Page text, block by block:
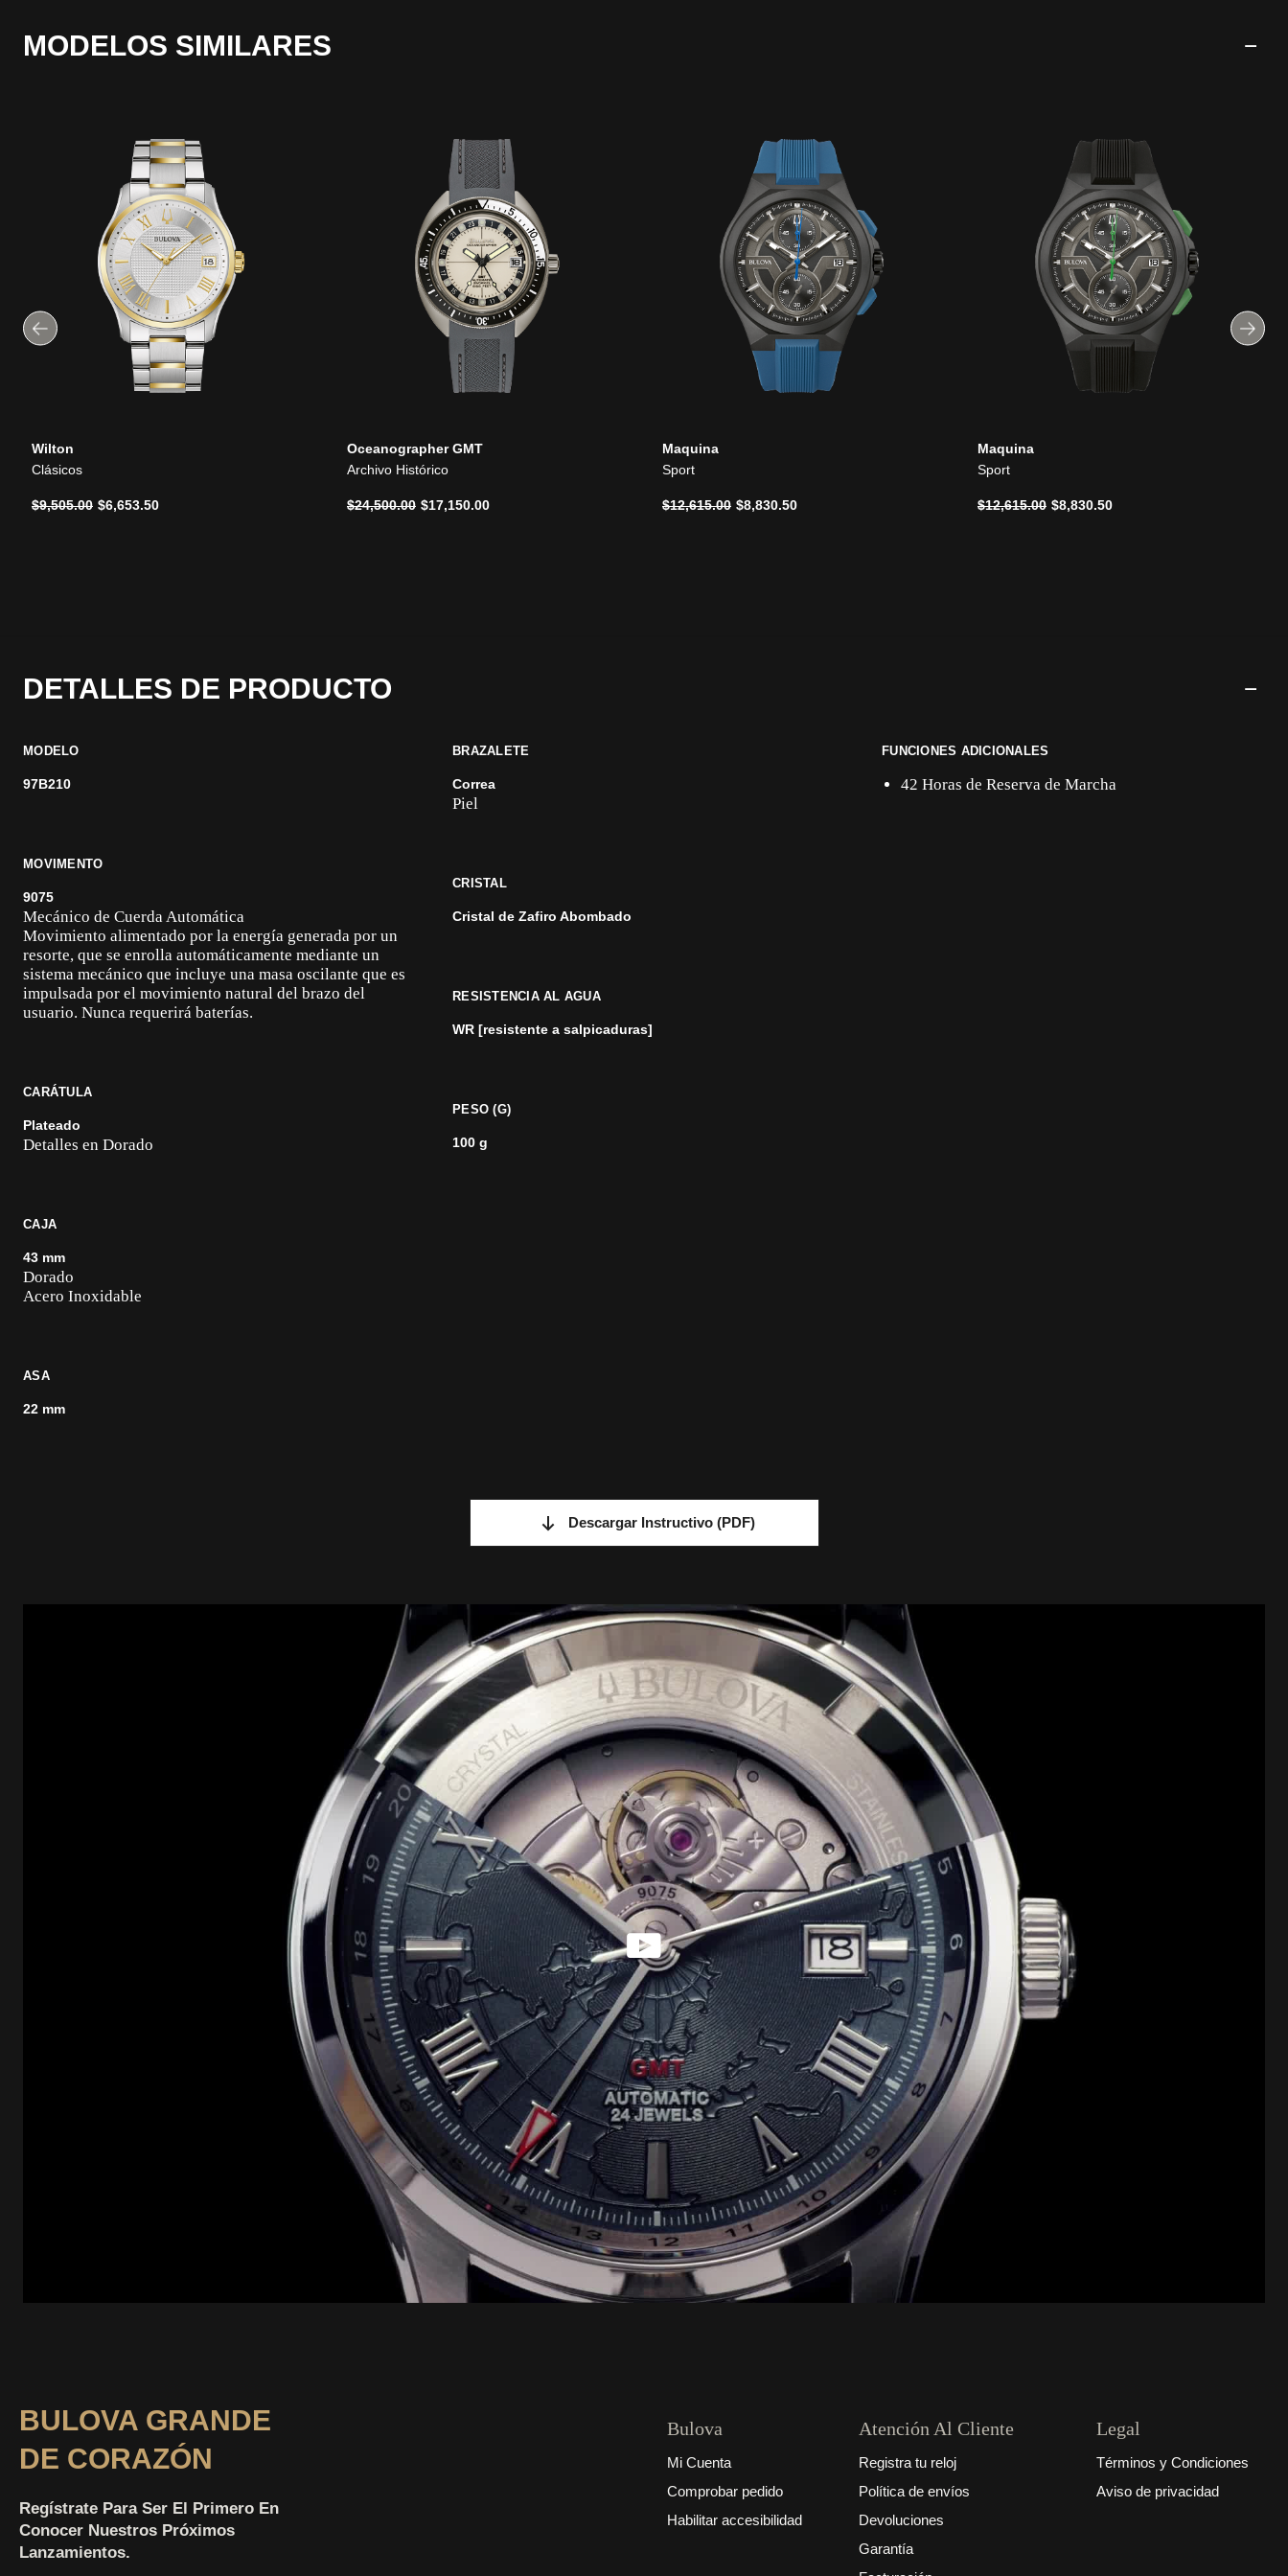
MODELOS SIMILARES
Wilton
Clásicos
Precio reducido de
$9,505.00a$6,653.50
Oceanographer GMT
Archivo Histórico
Precio reducido de
$24,500.00a$17,150.00
Maquina
Sport
Precio reducido de
$12,615.00a$8,830.50
Maquina
Sport
Precio reducido de
$12,615.00a$8,830.50
DETALLES DE PRODUCTO
MODELO
97B210
MOVIMENTO
9075
Mecánico de Cuerda Automática
Movimiento alimentado por la energía generada por un
resorte, que se enrolla automáticamente mediante un
sistema mecánico que incluye una masa oscilante que es
impulsada por el movimiento natural del brazo del
usuario. Nunca requerirá baterías.
CARÁTULA
Plateado
Detalles en Dorado
CAJA
43 mm
Dorado
Acero Inoxidable
ASA
22 mm
BRAZALETE
Correa
Piel
CRISTAL
Cristal de Zafiro Abombado
RESISTENCIA AL AGUA
WR [resistente a salpicaduras]
PESO (G)
100 g
FUNCIONES ADICIONALES
42 Horas de Reserva de Marcha
Descargar Instructivo (PDF)
BULOVA GRANDE
DE CORAZÓN
Regístrate Para Ser El Primero En
Conocer Nuestros Próximos
Lanzamientos.
Bulova
Mi Cuenta
Comprobar pedido
Habilitar accesibilidad
Atención Al Cliente
Registra tu reloj
Política de envíos
Devoluciones
Garantía
Legal
Términos y Condiciones
Aviso de privacidad